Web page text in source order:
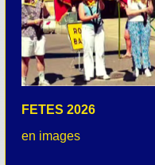
FETES 2026
en images